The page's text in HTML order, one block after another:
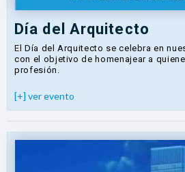
Día del Arquitecto
El Día del Arquitecto se celebra en
con el objetivo de homenajear a
profesión.
[+] ver evento